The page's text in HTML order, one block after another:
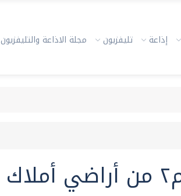
إذاعة تليفزيون مجلة الاذاعة والتليفزيون
استرداد ٤٥٠ فدانًا و٢٩٢٥٠م٢ من أراضي أملاك